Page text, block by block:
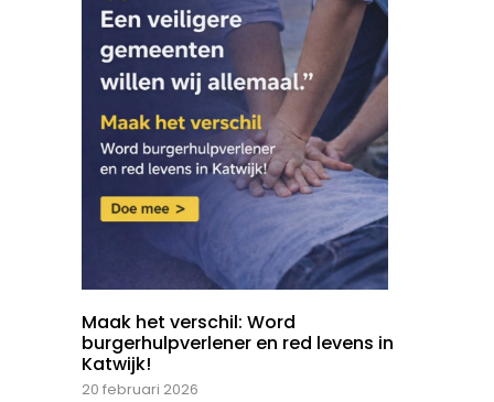
Maak het verschil: Word
burgerhulpverlener en red levens in
Katwijk!
20 februari 2026